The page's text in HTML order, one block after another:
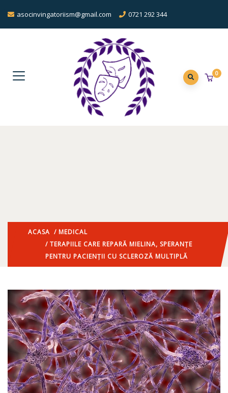
asocinvingatoriism@gmail.com 0721 292 344
0
ACASA / MEDICAL
/ TERAPIILE CARE REPARĂ MIELINA, SPERANȚE
PENTRU PACIENȚII CU SCLEROZĂ MULTIPLĂ